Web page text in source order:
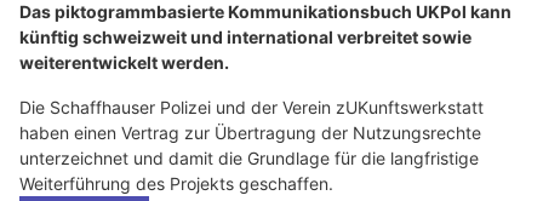
Das piktogrammbasierte Kommunikationsbuch UKPol kann
künftig schweizweit und international verbreitet sowie
weiterentwickelt werden.
Die Schaffhauser Polizei und der Verein zUKunftswerkstatt
haben einen Vertrag zur Übertragung der Nutzungsrechte
unterzeichnet und damit die Grundlage für die langfristige
Weiterführung des Projekts geschaffen.